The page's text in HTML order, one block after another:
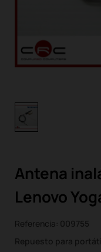
Antena
Lenovo
Referencia: 009755
Repuesto para